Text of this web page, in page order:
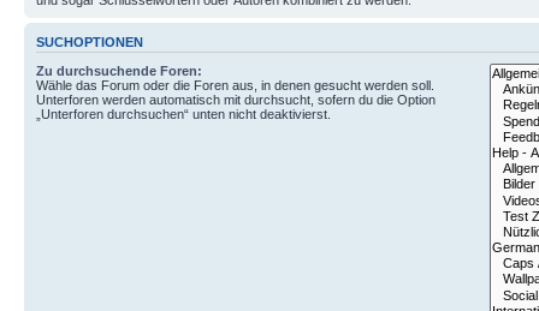
SUCHOPTIONEN
Zu durchsuchende Foren:
Wähle das Forum oder die Foren aus, in denen gesucht werden soll.
Unterforen werden automatisch mit durchsucht, sofern du die Option
„Unterforen durchsuchen“ unten nicht deaktivierst.